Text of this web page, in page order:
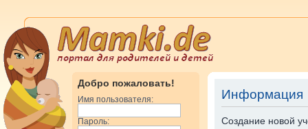
Добро пожаловать!
Имя пользователя:
Пароль:
Информация
Создание новой